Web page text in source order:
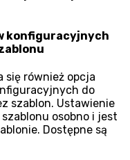
konfiguracyjnych
się również opcja
do
szablon. Ustawienie
osobno i jest
Dostępne są